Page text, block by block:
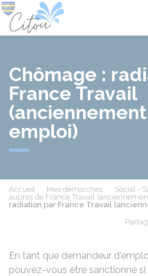
Chômage :
France Travail
emploi)
Accueil Mes démarches Social -
auprès de France Travail
radiation par France Travail
En tant que demandeur
pouvez-vous être sanctionné